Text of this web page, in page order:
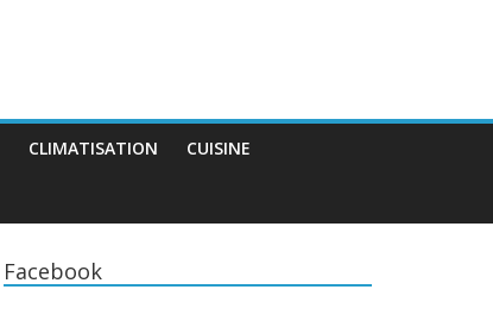
CLIMATISATION CUISINE
Facebook